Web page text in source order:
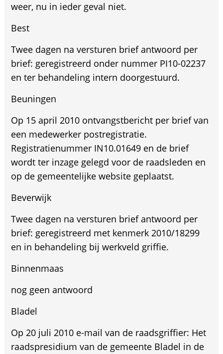
weer, nu in ieder geval niet.
Best
Twee dagen na versturen brief antwoord per
brief: geregistreerd onder nummer PI10-02237
en ter behandeling intern doorgestuurd.
Beuningen
Op 15 april 2010 ontvangstbericht per brief van
een medewerker postregistratie.
Registratienummer IN10.01649 en de brief
wordt ter inzage gelegd voor de raadsleden en
op de gemeentelijke website geplaatst.
Beverwijk
Twee dagen na versturen brief antwoord per
brief: geregistreerd met kenmerk 2010/18299
en in behandeling bij werkveld griffie.
Binnenmaas
nog geen antwoord
Bladel
Op 20 juli 2010 e-mail van de raadsgriffier: Het
raadspresidium van de gemeente Bladel in de